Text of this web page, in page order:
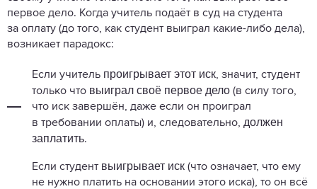
первое дело. Когда учитель подаёт в суд на студента
за оплату (до того, как студент выиграл какие-либо дела),
возникает парадокс:
Если учитель проигрывает этот иск, значит, студент
только что выиграл своё первое дело (в силу того,
что иск завершён, даже если он проиграл
в требовании оплаты) и, следовательно, должен
заплатить.
Если студент выигрывает иск (что означает, что ему
не нужно платить на основании этого иска), то он всё